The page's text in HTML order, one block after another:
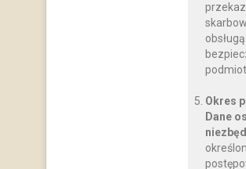
Okres
Dane